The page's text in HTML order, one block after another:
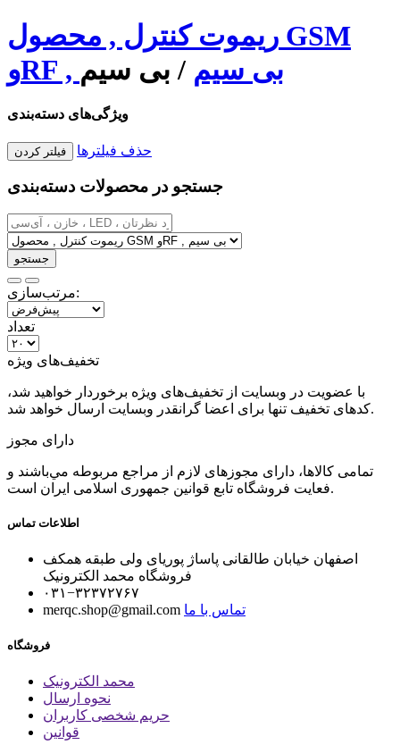
ریموت کنترل , محصول GSM
وRF , بی سیم / بی سیم
ویژگی‌های دسته‌بندی
حذف فیلترها
جستجو در محصولات دسته‌بندی
مرتب‌سازی:
تعداد
تخفیف‌های ویژه
با عضویت در وبسایت از تخفیف‌های ویژه برخوردار خواهید شد،
کدهای تخفیف تنها برای اعضا گرانقدر وبسایت ارسال خواهد شد.
دارای مجوز
تمامی كالاها، دارای مجوزهای لازم از مراجع مربوطه مي‌باشند و
فعایت فروشگاه تابع قوانين جمهوری اسلامی ايران است.
اطلاعات تماس
اصفهان خیابان طالقانی پاساژ پوریای ولی طبقه همکف
فروشگاه محمد الکترونیک
۰۳۱−۳۲۳۷۲۷۶۷
merqc.shop@gmail.com تماس با ما
فروشگاه
محمد الکترونیک
نحوه ارسال
حریم شخصی کاربران
قوانین